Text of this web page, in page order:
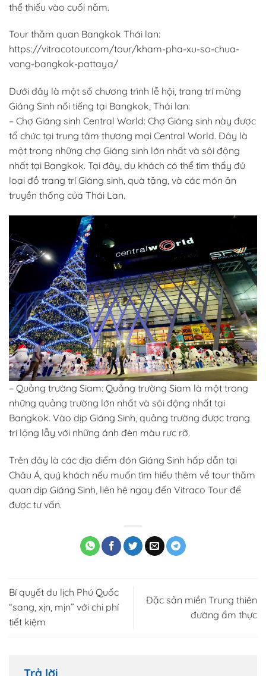
thể thiếu vào cuối năm.
Tour thăm quan Bangkok Thái lan:
https://vitracotour.com/tour/kham-pha-xu-so-chua-
vang-bangkok-pattaya/
Dưới đây là một số chương trình lễ hội, trang trí mừng
Giáng Sinh nổi tiếng tại Bangkok, Thái lan:
– Chợ Giáng sinh Central World: Chợ Giáng sinh này được
tổ chức tại trung tâm thương mại Central World. Đây là
một trong những chợ Giáng sinh lớn nhất và sôi động
nhất tại Bangkok. Tại đây, du khách có thể tìm thấy đủ
loại đồ trang trí Giáng sinh, quà tặng, và các món ăn
truyền thống của Thái Lan.
– Quảng trường Siam: Quảng trường Siam là một trong
những quảng trường lớn nhất và sôi động nhất tại
Bangkok. Vào dịp Giáng Sinh, quảng trường được trang
trí lộng lẫy với những ánh đèn màu rực rỡ.
Trên đây là các địa điểm đón Giáng Sinh hấp dẫn tại
Châu Á, quý khách nếu muốn tìm hiểu thêm về tour thăm
quan dịp Giáng Sinh, liên hệ ngay đến Vitraco Tour để
được tư vấn.
Bí quyết du lịch Phú Quốc
“sang, xịn, mịn” với chi phí
tiết kiệm
Đặc sản miền Trung thiên
đường ẩm thực
Trả lời